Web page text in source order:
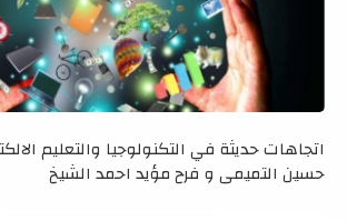
اتجاهات حديثة في التكنولوجيا والتعليم
حسين التميمي و فرح مؤيد احمد الشيخ